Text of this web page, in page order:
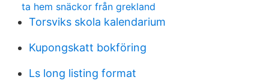
ta hem snäckor från grekland
Torsviks skola kalendarium
Kupongskatt bokföring
Ls long listing format